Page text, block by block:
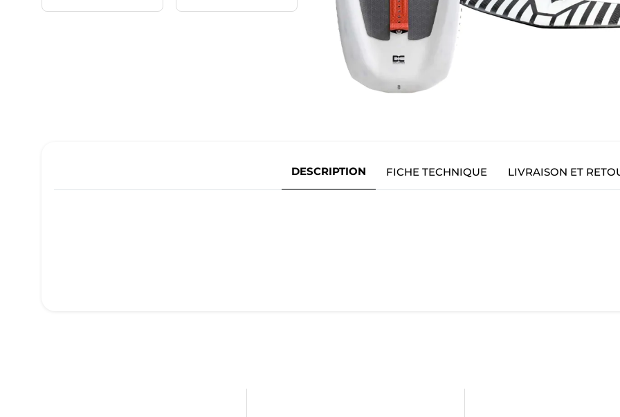
DESCRIPTION FICHE TECHNIQUE LIVRAISON ET